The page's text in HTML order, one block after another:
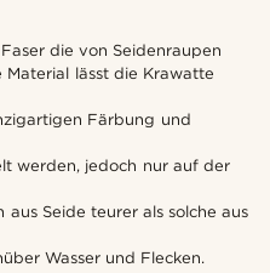
die von Seidenraupen
Material lässt die Krawatte
Färbung und
werden, jedoch nur auf der
Seide teurer als solche aus
Wasser und Flecken.